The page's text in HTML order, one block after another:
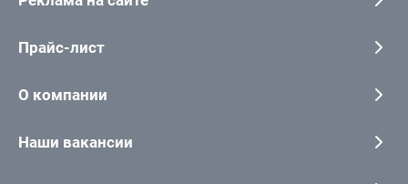
Прайс-лист
О компании
Наши вакансии